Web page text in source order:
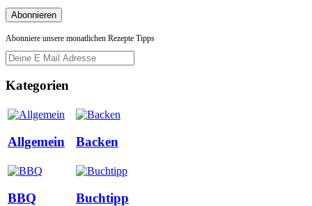
Abonniere unsere monatlichen Rezepte Tipps
Kategorien
Allgemein Backen
BBQ Buchtipp